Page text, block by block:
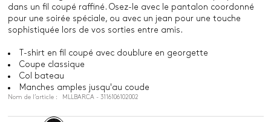
dans un fil coupé raffiné. Osez-le avec le pantalon coordonné
pour une soirée spéciale, ou avec un jean pour une touche
sophistiquée lors de vos sorties entre amis.
T-shirt en fil coupé avec doublure en georgette
Coupe classique
Col bateau
Manches amples jusqu'au coude
Nom de l’article : MLLBARCA - 3116106102002